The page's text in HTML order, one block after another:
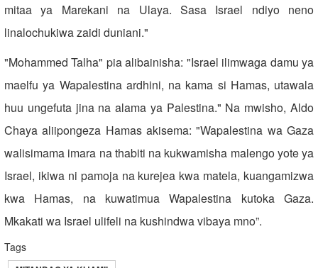
mitaa ya Marekani na Ulaya. Sasa Israel ndiyo neno
linalochukiwa zaidi duniani."
"Mohammed Talha" pia alibainisha: "Israel ilimwaga damu ya
maelfu ya Wapalestina ardhini, na kama si Hamas, utawala
huu ungefuta jina na alama ya Palestina." Na mwisho, Aldo
Chaya aliipongeza Hamas akisema: "Wapalestina wa Gaza
walisimama imara na thabiti na kukwamisha malengo yote ya
Israel, ikiwa ni pamoja na kurejea kwa matela, kuangamizwa
kwa Hamas, na kuwatimua Wapalestina kutoka Gaza.
Mkakati wa Israel ulifeli na kushindwa vibaya mno”.
Tags